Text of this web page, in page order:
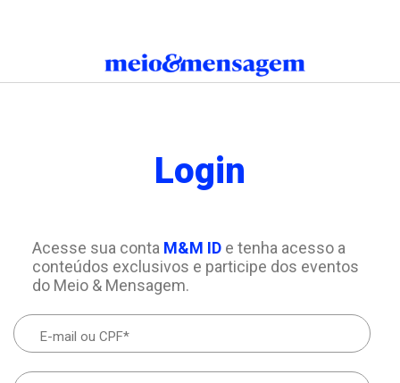
Login
Acesse sua conta M&M IDe tenha acesso a
conteúdos exclusivos e participe dos eventos
do Meio & Mensagem.